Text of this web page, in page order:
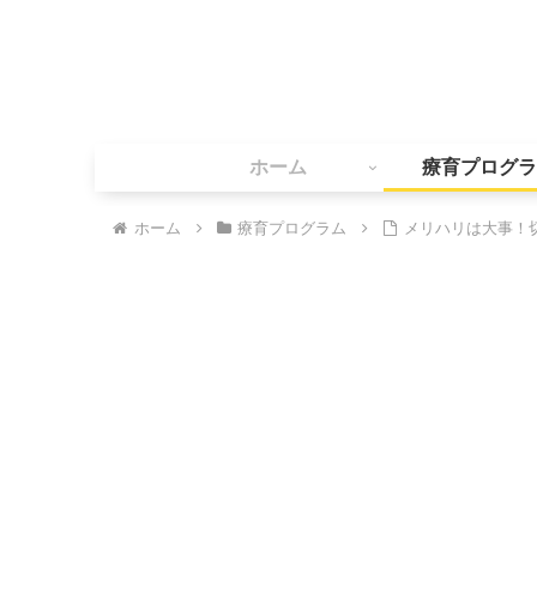
ホーム 療育プログ
ホーム 療育プログラム メリハリは大事！